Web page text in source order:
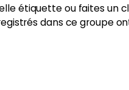
étiquette ou faites un
dans ce groupe